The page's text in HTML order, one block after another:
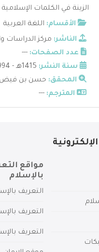
الزينة في الكلمات
الأقسام: اللغة العربية
الناشر: مركز الدراسات
عدد الصفحات: ---
سنة النشر:
المحقق: حسن بن فيض
المترجم: ---
مواقع
بالإسلام
التعريف
التعريف
التعريف